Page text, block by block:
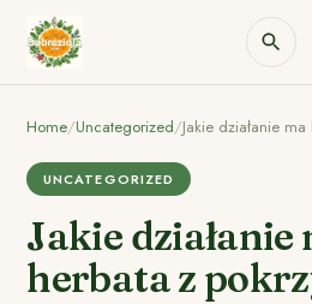
Home/Uncategorized/Jakie działanie
UNCATEGORIZED
Jakie działanie
herbata z